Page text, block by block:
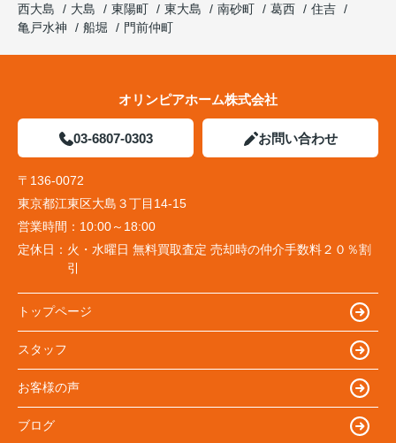
西大島
大島 東陽町 東大島 南砂町 葛西
住吉
亀戸水神
船堀 門前仲町
オリンピアホーム株式会社
03-6807-0303 お問い合わせ
〒136-0072
東京都江東区大島３丁目14-15
営業時間： 10:00～18:00
定休日： 火・水曜日 無料買取査定 売却時の仲介手数料２０％割
引
トップページ
スタッフ
お客様の声
ブログ